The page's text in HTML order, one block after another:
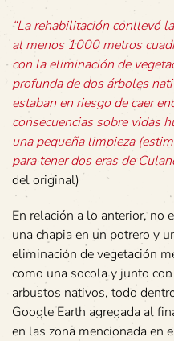
“La rehabilitación conllevó
al menos 1000 metros
con la eliminación de
profunda de dos árboles
estaban en riesgo de caer
consecuencias sobre vidas
una pequeña limpieza
para tener dos eras de
del original)
En relación a lo anterior, no
una chapia en un potrero y
eliminación de vegetación
como una socola y junto
arbustos nativos, todo
Google Earth agregada al
en las zona mencionada en